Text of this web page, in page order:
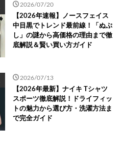
2026/07/20
【2026年速報】ノースフェイス
中目黒でトレンド最前線！「ぬぷ
し」の謎から高価格の理由まで徹
底解説＆賢い買い方ガイド
2026/07/13
【2026年最新】ナイキ Tシャツ
スポーツ徹底解説！ドライフィッ
トの魅力から選び方・洗濯方法ま
で完全ガイド